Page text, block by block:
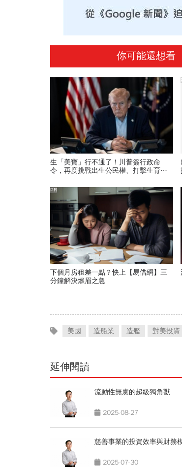
你可能還想看
生「美寶」行不通了！川普簽行政命
令，再度挑戰出生公民權、打擊生育旅
下個月房租差一點？快上【易借網】三
分鐘解決燃眉之急
PR
美國 造船業 造艦 對美投資
延伸閱讀
流動性無虞的超級獨角獸
2025-08-27
慈善事業的投資效率與財務
2025-07-30